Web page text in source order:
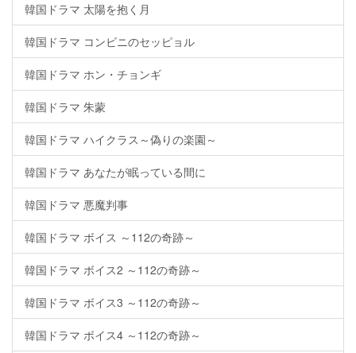
韓国ドラマ 太陽を抱く月
韓国ドラマ コンビニのセッピョル
韓国ドラマ ホン・チョンギ
韓国ドラマ 朱蒙
韓国ドラマ ハイクラス～偽りの楽園～
韓国ドラマ あなたが眠っている間に
韓国ドラマ 悪魔判事
韓国ドラマ ボイス ～112の奇跡～
韓国ドラマ ボイス2 ～112の奇跡～
韓国ドラマ ボイス3 ～112の奇跡～
韓国ドラマ ボイス4 ～112の奇跡～